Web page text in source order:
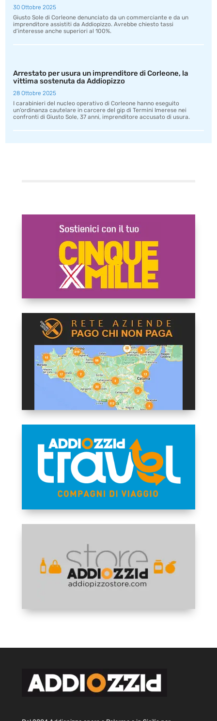
30 Ottobre 2025
Giusto Sole di Corleone denunciato da un commerciante e da un
imprenditore assistiti da Addiopizzo. Avrebbe chiesto tassi
d’interesse anche superiori al 100%.
Arrestato per usura un imprenditore di Corleone, la
vittima sostenuta da Addiopizzo
28 Ottobre 2025
I carabinieri del nucleo operativo di Corleone hanno eseguito
un’ordinanza cautelare in carcere del gip di Termini Imerese nei
confronti di Giusto Sole, 37 anni, imprenditore accusato di usura.